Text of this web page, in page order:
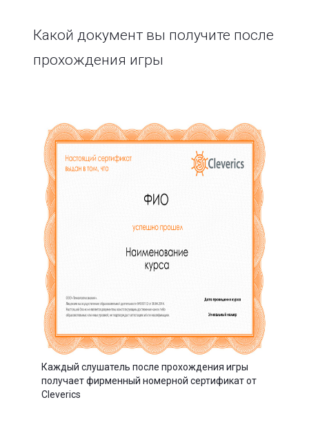
Какой документ вы получите после
прохождения игры
Каждый слушатель после прохождения игры
получает фирменный номерной сертификат от
Cleverics